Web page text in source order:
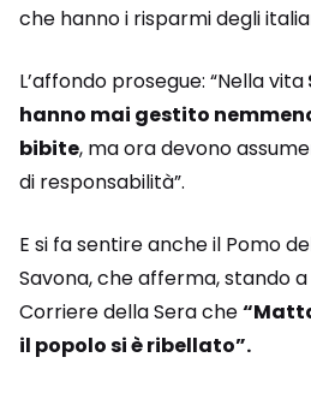
che hanno i risparmi degli
L’affondo prosegue: “Nella vita
hanno mai gestito
bibite, ma ora devono
di responsabilità”.
E si fa sentire anche il Pomo
Savona, che afferma, stando
Corriere della Sera che
il popolo si è ribellato”.